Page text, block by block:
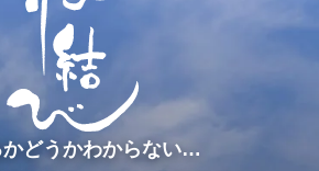
かどうかわからない…